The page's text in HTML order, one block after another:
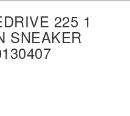
225 1
SNEAKER